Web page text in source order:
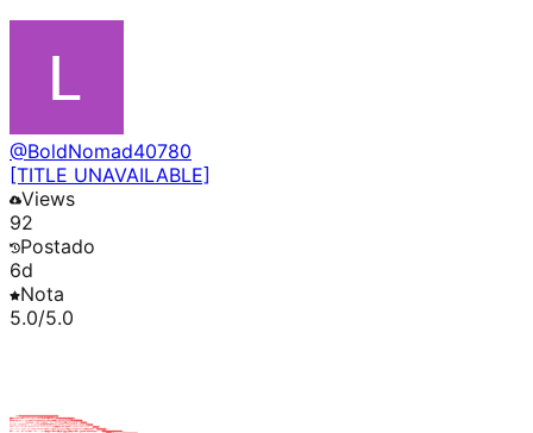
@BoldNomad40780
[TITLE UNAVAILABLE]
Views
92
Postado
6d
Nota
5.0/5.0